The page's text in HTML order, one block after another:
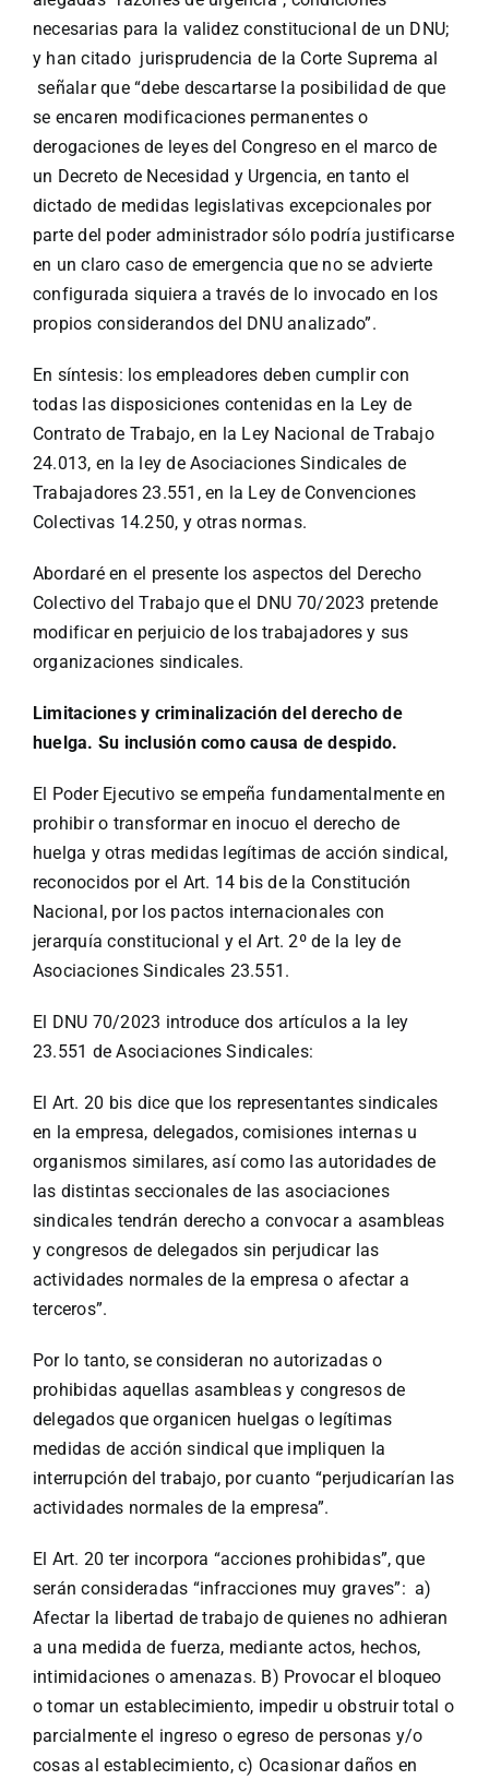
necesarias para la validez constitucional de un DNU;
y han citado jurisprudencia de la Corte Suprema al
señalar que “debe descartarse la posibilidad de que
se encaren modificaciones permanentes o
derogaciones de leyes del Congreso en el marco de
un Decreto de Necesidad y Urgencia, en tanto el
dictado de medidas legislativas excepcionales por
parte del poder administrador sólo podría justificarse
en un claro caso de emergencia que no se advierte
configurada siquiera a través de lo invocado en los
propios considerandos del DNU analizado”.
En síntesis: los empleadores deben cumplir con
todas las disposiciones contenidas en la Ley de
Contrato de Trabajo, en la Ley Nacional de Trabajo
24.013, en la ley de Asociaciones Sindicales de
Trabajadores 23.551, en la Ley de Convenciones
Colectivas 14.250, y otras normas.
Abordaré en el presente los aspectos del Derecho
Colectivo del Trabajo que el DNU 70/2023 pretende
modificar en perjuicio de los trabajadores y sus
organizaciones sindicales.
Limitaciones y criminalización del derecho de
huelga. Su inclusión como causa de despido.
El Poder Ejecutivo se empeña fundamentalmente en
prohibir o transformar en inocuo el derecho de
huelga y otras medidas legítimas de acción sindical,
reconocidos por el Art. 14 bis de la Constitución
Nacional, por los pactos internacionales con
jerarquía constitucional y el Art. 2º de la ley de
Asociaciones Sindicales 23.551.
El DNU 70/2023 introduce dos artículos a la ley
23.551 de Asociaciones Sindicales:
El Art. 20 bis dice que los representantes sindicales
en la empresa, delegados, comisiones internas u
organismos similares, así como las autoridades de
las distintas seccionales de las asociaciones
sindicales tendrán derecho a convocar a asambleas
y congresos de delegados sin perjudicar las
actividades normales de la empresa o afectar a
terceros”.
Por lo tanto, se consideran no autorizadas o
prohibidas aquellas asambleas y congresos de
delegados que organicen huelgas o legítimas
medidas de acción sindical que impliquen la
interrupción del trabajo, por cuanto “perjudicarían las
actividades normales de la empresa”.
El Art. 20 ter incorpora “acciones prohibidas”, que
serán consideradas “infracciones muy graves”: a)
Afectar la libertad de trabajo de quienes no adhieran
a una medida de fuerza, mediante actos, hechos,
intimidaciones o amenazas. B) Provocar el bloqueo
o tomar un establecimiento, impedir u obstruir total o
parcialmente el ingreso o egreso de personas y/o
cosas al establecimiento, c) Ocasionar daños en